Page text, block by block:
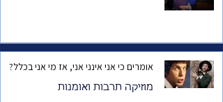
אומרים כי אני אינני אני, אז מי אני בכלל?
מוזיקה תרבות ואומנות